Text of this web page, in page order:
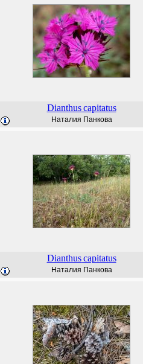
Dianthus capitatus
Наталия Панкова
Dianthus capitatus
Наталия Панкова